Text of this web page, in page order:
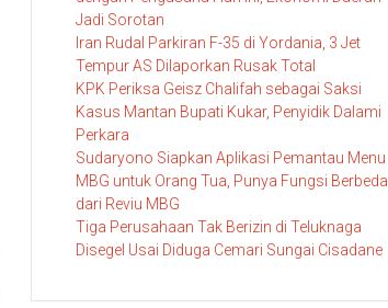
Jadi Sorotan
Iran Rudal Parkiran F-35 di Yordania, 3 Jet
Tempur AS Dilaporkan Rusak Total
KPK Periksa Geisz Chalifah sebagai Saksi
Kasus Mantan Bupati Kukar, Penyidik Dalami
Perkara
Sudaryono Siapkan Aplikasi Pemantau Menu
MBG untuk Orang Tua, Punya Fungsi Berbeda
dari Reviu MBG
Tiga Perusahaan Tak Berizin di Teluknaga
Disegel Usai Diduga Cemari Sungai Cisadane